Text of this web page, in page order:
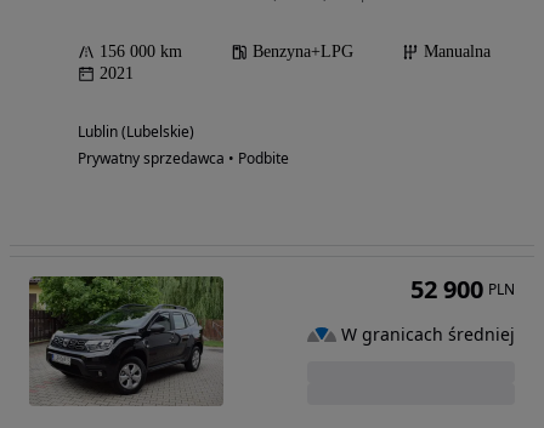
156 000 km Benzyna+LPG
Manualna
2021
Lublin (Lubelskie)
Prywatny sprzedawca • Podbite
52 900 PLN
W granicach średniej